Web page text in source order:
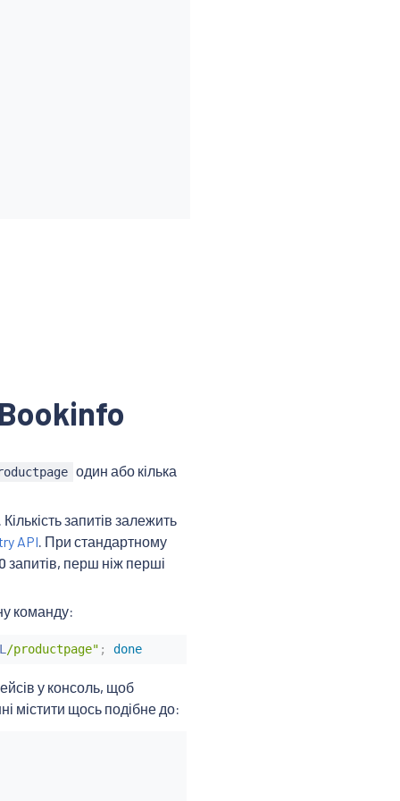
один або кілька
запитів залежить
API . При стандартному
запитів, перш ніж перші
команду:
/productpage" ; done
у консоль, щоб
містити щось подібне до: